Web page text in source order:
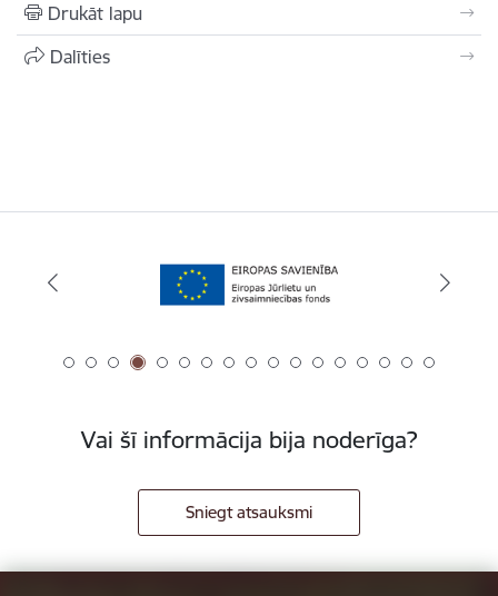
Drukāt lapu
Dalīties
Vai šī informācija bija noderīga?
Sniegt atsauksmi